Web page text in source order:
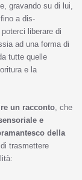
gravando su di lui,
a dis-
liberare di
ad una forma di
tutte quelle
e la
un racconto , che
e
della
trasmettere